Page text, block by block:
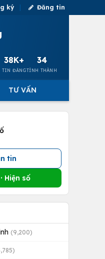
ký Đăng tin
38K+
TIN ĐĂNG
34
TỈNH THÀNH
TƯ VẤN
tin
Hiện số
(9,200)